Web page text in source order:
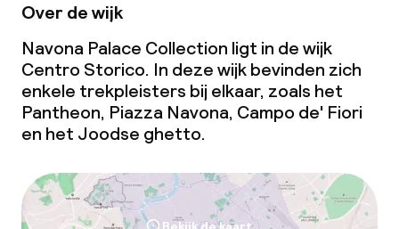
Over de wijk
Navona Palace Collection ligt in de wijk
Centro Storico. In deze wijk bevinden zich
enkele trekpleisters bij elkaar, zoals het
Pantheon, Piazza Navona, Campo de' Fiori
en het Joodse ghetto.